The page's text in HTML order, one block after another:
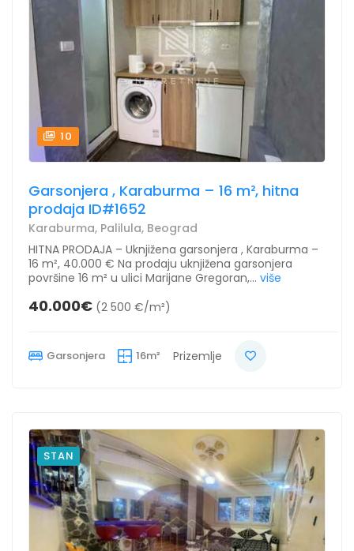
10
Garsonjera , Karaburma – 16 m², hitna
prodaja ID#1652
Karaburma, Palilula, Beograd
HITNA PRODAJA – Uknjižena garsonjera , Karaburma –
16 m², 40.000 € Na prodaju uknjižena garsonjera
površine 16 m² u ulici Marijane Gregoran,... više
40.000€ (2 500 €/m²)
Garsonjera 16m² Prizemlje
STAN